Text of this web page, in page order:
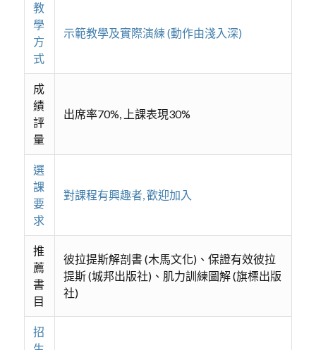
教
學
方
式
示範教學及實際演練 (動作由淺入深)
成
績
評
量
出席率70%, 上課表現30%
選
課
要
求
對課程有興趣者, 歡迎加入
推
薦
書
目
彼拉提斯解剖書 (木馬文化)、保證有效彼拉
提斯 (城邦出版社)、肌力訓練圖解 (旗標出版
社)
招